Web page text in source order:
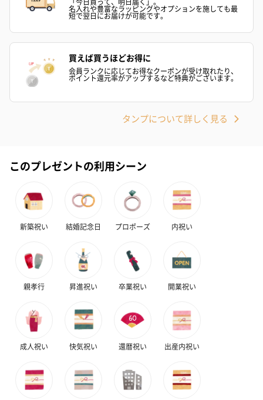
名入れや豊富なラッピングやオプションを施しても最
短で翌日にお届けが可能です。
買えば買うほどお得に
会員ランクに応じてお得なクーポンが受け取れたり、
ポイント還元率がアップするなど特典がございます。
タンプについて詳しく見る
このプレゼントの利用シーン
新築祝い 結婚記念日 プロポーズ 内祝い
親孝行 昇進祝い 卒業祝い 開業祝い
成人祝い 快気祝い 還暦祝い 出産内祝い